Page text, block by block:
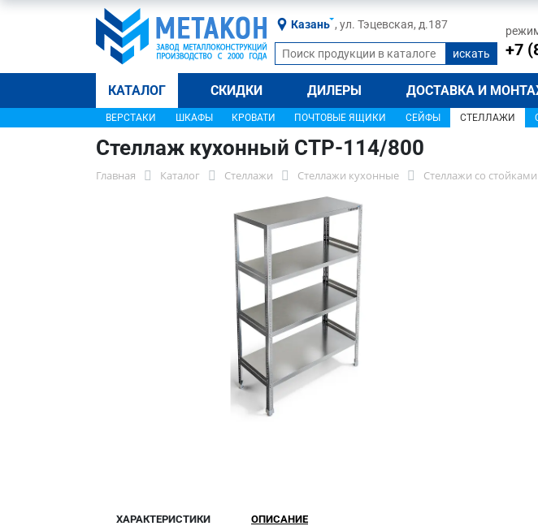
Казань , ул. Тэцевская, д.187
+7
КАТАЛОГ СКИДКИ ДИЛЕРЫ ДОСТАВКА И
ВЕРСТАКИ ШКАФЫ КРОВАТИ ПОЧТОВЫЕ ЯЩИКИ СЕЙФЫ СТЕЛЛАЖИ
Стеллаж кухонный СТР-114/800
Главная Каталог Стеллажи Стеллажи кухонные Стеллажи со стойками
ХАРАКТЕРИСТИКИ ОПИСАНИЕ